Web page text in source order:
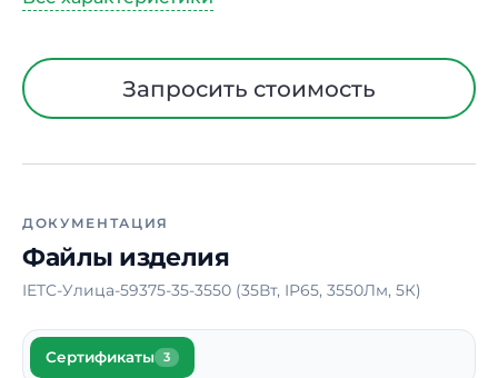
Тип рассеивателя
Длина
108 мм
Высота
3000 мм
Гарантия
Запросить стоимость
ДОКУМЕНТАЦИЯ
Файлы изделия
IETC-Улица-59375-35-3550 (35Вт, IP65, 3550Лм, 5К)
Сертификаты 3